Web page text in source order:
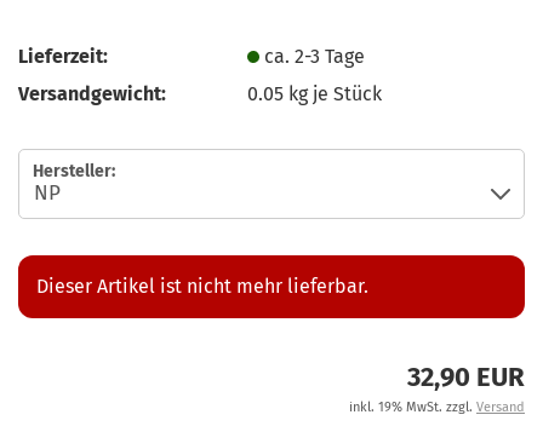
Lieferzeit:
ca. 2-3 Tage
Versandgewicht:
0.05 kg je Stück
Hersteller:
Dieser Artikel ist nicht mehr lieferbar.
32,90 EUR
inkl. 19% MwSt. zzgl. Versand